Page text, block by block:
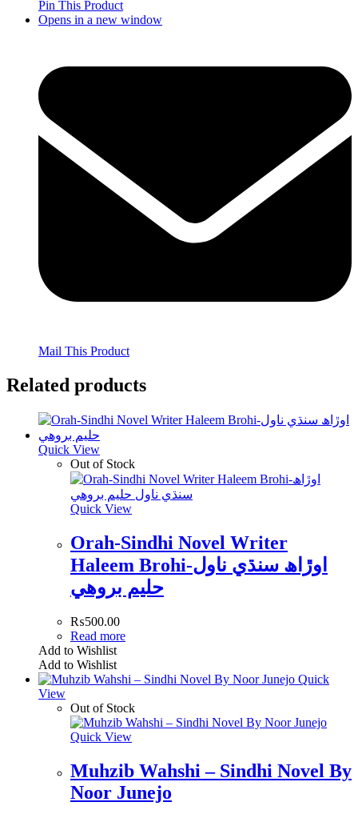
Pin This Product
Opens in a new window
Mail This Product
Related products
Quick View
Out of Stock
Quick View
Orah-Sindhi Novel Writer
Haleem Brohi-اوڙاھ سنڌي ناول
حليم بروھي
₨500.00
Read more
Add to Wishlist
Add to Wishlist
Quick
View
Out of Stock
Quick View
Muhzib Wahshi – Sindhi Novel By
Noor Junejo